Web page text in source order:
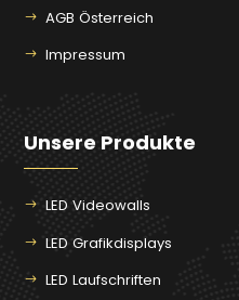
AGB Österreich
Impressum
Unsere Produkte
LED Videowalls
LED Grafikdisplays
LED Laufschriften